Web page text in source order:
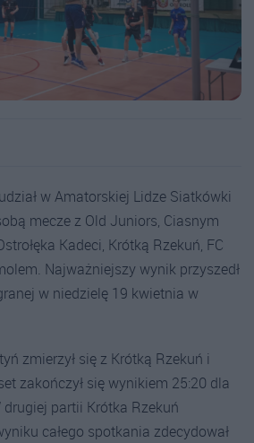
w Amatorskiej Lidze Siatkówki
mecze z Old Juniors, Ciasnym
Kadeci, Krótką Rzekuń, FC
Najważniejszy wynik przyszedł
w niedzielę 19 kwietnia w
zmierzył się z Krótką Rzekuń i
zakończył się wynikiem 25:20 dla
partii Krótka Rzekuń
całego spotkania zdecydował